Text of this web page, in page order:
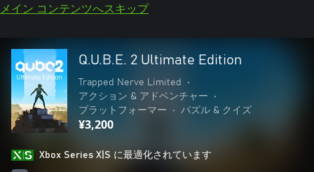
メイン コンテンツへスキップ
Q.U.B.E. 2 Ultimate Edition
Trapped Nerve Limited
•
アクション & アドベンチャー
•
プラットフォーマー
• パズル & クイズ
¥3,200
Xbox Series X|S に最適化されています